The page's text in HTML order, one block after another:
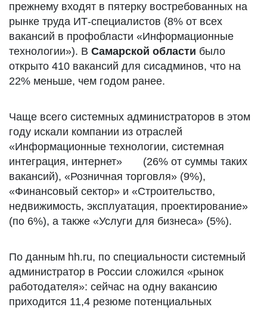
прежнему входят в пятерку востребованных на
рынке труда ИТ-специалистов (8% от всех
вакансий в профобласти «Информационные
технологии»). В Самарской области было
открыто 410 вакансий для сисадминов, что на
22% меньше, чем годом ранее.
Чаще всего системных администраторов в этом
году искали компании из отраслей
«Информационные технологии, системная
интеграция, интернет» (26% от суммы таких
вакансий), «Розничная торговля» (9%),
«Финансовый сектор» и «Строительство,
недвижимость, эксплуатация, проектирование»
(по 6%), а также «Услуги для бизнеса» (5%).
По данным hh.ru, по специальности системный
администратор в России сложился «рынок
работодателя»: сейчас на одну вакансию
приходится 11,4 резюме потенциальных